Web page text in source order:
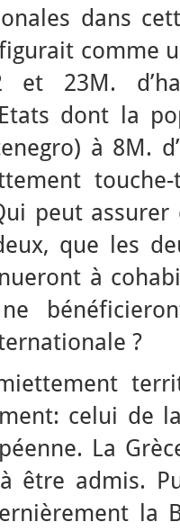
dans
comme
et 23M.
dont la
à 8M.
peut
que les
à
ne
?
celui de
La
être admis.
la